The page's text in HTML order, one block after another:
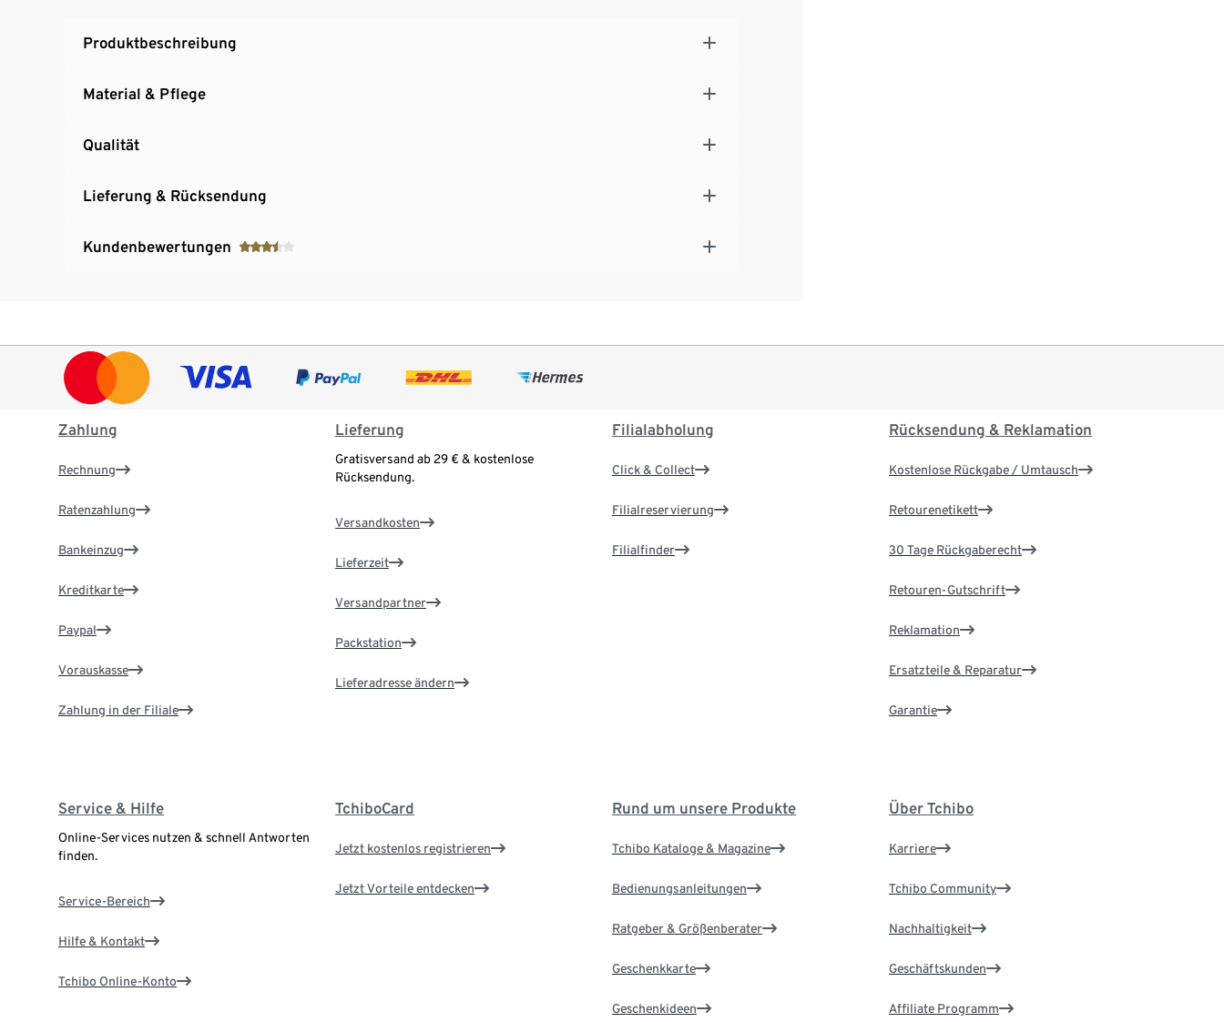
Produktbeschreibung
Material & Pflege
Qualität
Lieferung & Rücksendung
Kundenbewertungen
Zahlung
Rechnung
Ratenzahlung
Bankeinzug
Kreditkarte
Paypal
Vorauskasse
Zahlung in der Filiale
Lieferung
Gratisversand ab 29 € & kostenlose
Rücksendung.
Versandkosten
Lieferzeit
Versandpartner
Packstation
Lieferadresse ändern
Filialabholung
Click & Collect
Filialreservierung
Filialfinder
Rücksendung & Reklamation
Kostenlose Rückgabe / Umtausch
Retourenetikett
30 Tage Rückgaberecht
Retouren-Gutschrift
Reklamation
Ersatzteile & Reparatur
Garantie
Service & Hilfe
Online-Services nutzen & schnell Antworten
finden.
Service-Bereich
Hilfe & Kontakt
Tchibo Online-Konto
TchiboCard
Jetzt kostenlos registrieren
Jetzt Vorteile entdecken
Rund um unsere Produkte
Tchibo Kataloge & Magazine
Bedienungsanleitungen
Ratgeber & Größenberater
Geschenkkarte
Geschenkideen
Über Tchibo
Karriere
Tchibo Community
Nachhaltigkeit
Geschäftskunden
Affiliate Programm